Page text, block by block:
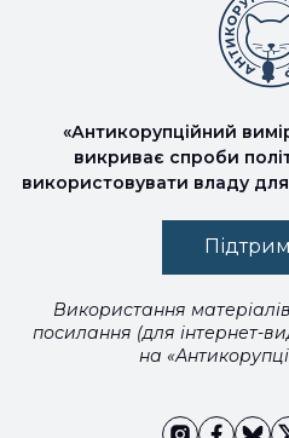
«Антикорупційний
викриває спроби
використовувати владу
Використання
посилання (для інтернет-
на